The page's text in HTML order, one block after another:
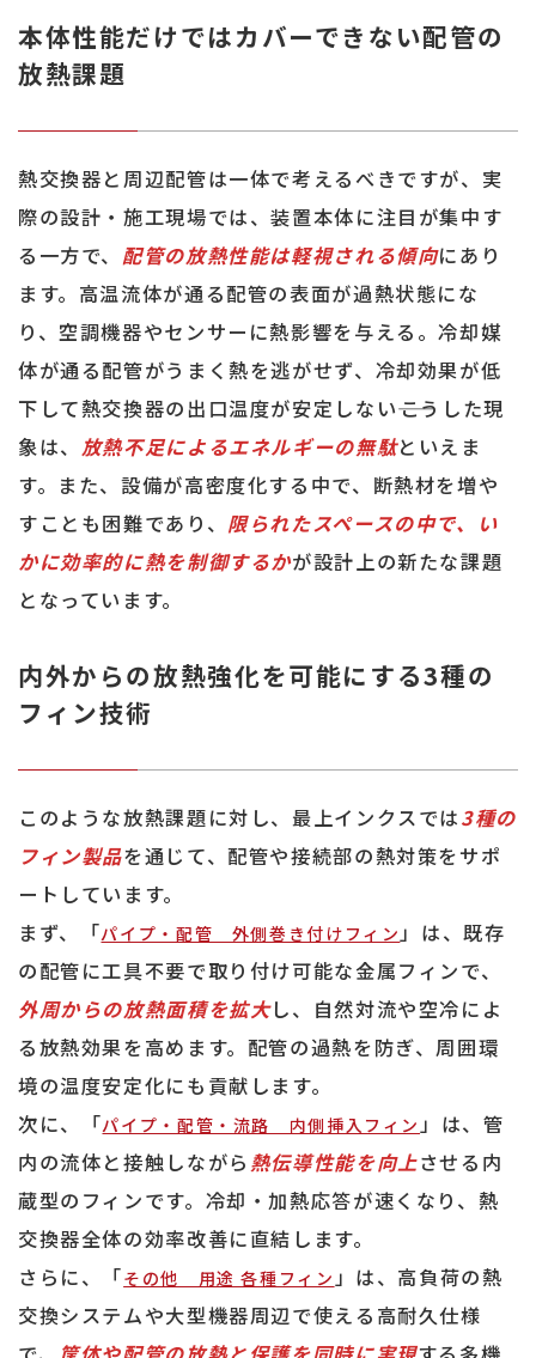
本体性能だけではカバーできない配管の
放熱課題
熱交換器と周辺配管は一体で考えるべきですが、実
際の設計・施工現場では、装置本体に注目が集中す
る一方で、 配管の放熱性能は軽視される傾向にあり
ます。高温流体が通る配管の表面が過熱状態にな
り、空調機器やセンサーに熱影響を与える。冷却媒
体が通る配管がうまく熱を逃がせず、冷却効果が低
下して熱交換器の出口温度が安定しない――こうした現
象は、 放熱不足によるエネルギーの無駄といえま
す。また、設備が高密度化する中で、断熱材を増や
すことも困難であり、 限られたスペースの中で、い
かに効率的に熱を制御するかが設計上の新たな課題
となっています。
内外からの放熱強化を可能にする3種の
フィン技術
このような放熱課題に対し、最上インクスでは3種の
フィン製品を通じて、配管や接続部の熱対策をサポ
ートしています。
まず、「パイプ・配管 外側巻き付けフィン」は、既存
の配管に工具不要で取り付け可能な金属フィンで、
外周からの放熱面積を拡大し、自然対流や空冷によ
る放熱効果を高めます。配管の過熱を防ぎ、周囲環
境の温度安定化にも貢献します。
次に、「パイプ・配管・流路 内側挿入フィン」は、管
内の流体と接触しながら 熱伝導性能を向上させる内
蔵型のフィンです。冷却・加熱応答が速くなり、熱
交換器全体の効率改善に直結します。
さらに、「その他 用途 各種フィン」は、高負荷の熱
交換システムや大型機器周辺で使える高耐久仕様